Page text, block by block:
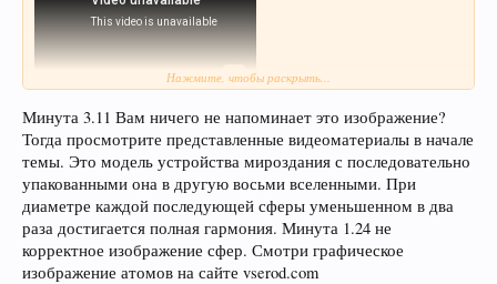
Нажмите, чтобы раскрыть...
Минута 3.11 Вам ничего не напоминает это изображение?
Тогда просмотрите представленные видеоматериалы в начале
темы. Это модель устройства мироздания с последовательно
упакованными она в другую восьми вселенными. При
диаметре каждой последующей сферы уменьшенном в два
раза достигается полная гармония. Минута 1.24 не
корректное изображение сфер. Смотри графическое
изображение атомов на сайте vserod.com